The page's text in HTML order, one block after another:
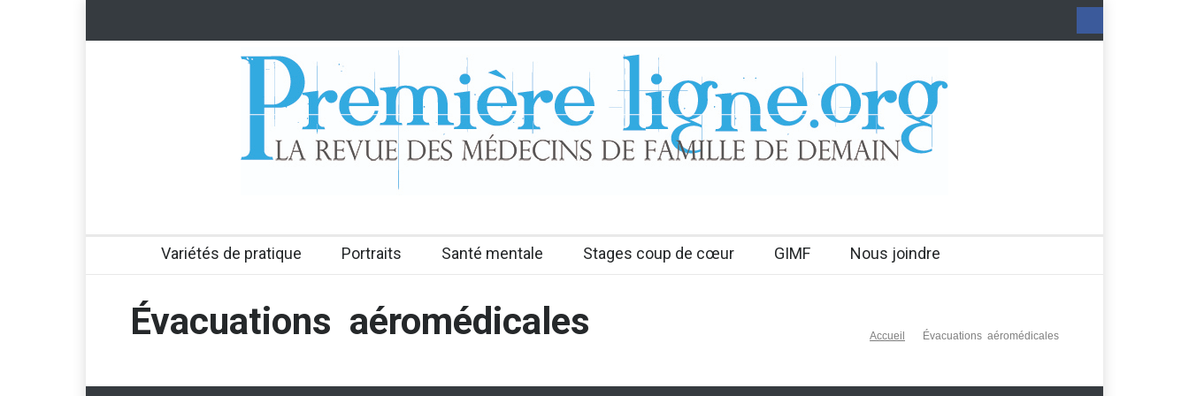
Variétés de pratique Portraits Santé mentale Stages coup de cœur GIMF Nous joindre
Évacuations aéromédicales Accueil Évacuations aéromédicales